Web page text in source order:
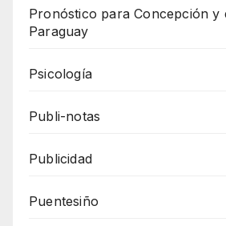
Pronóstico para Concepción y
Paraguay
Psicología
Publi-notas
Publicidad
Puentesiño